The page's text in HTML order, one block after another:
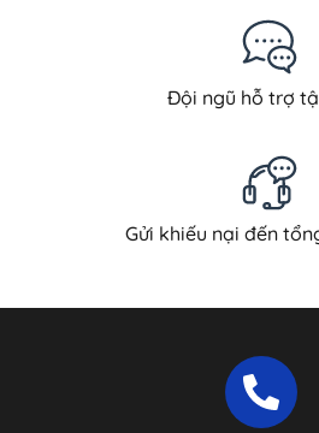
Đội ngũ hỗ trợ
Gửi khiếu nại đến